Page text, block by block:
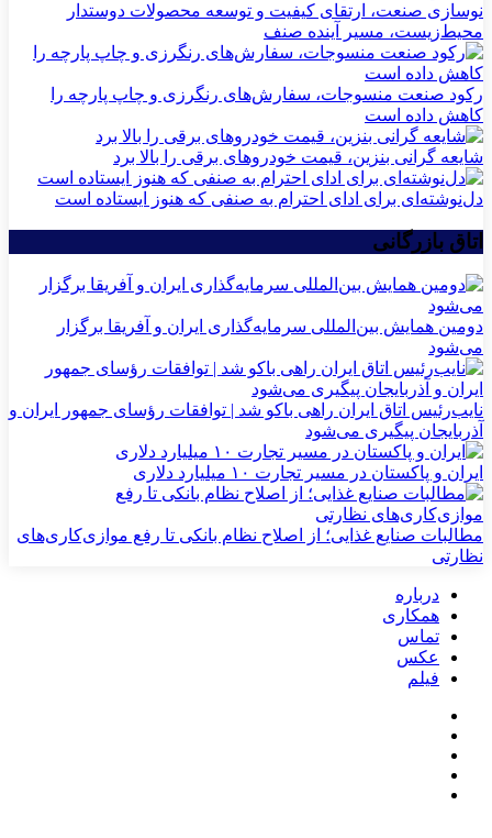
نوسازی صنعت، ارتقای کیفیت و توسعه محصولات دوستدار
محیط‌زیست، مسیر آینده صنف
رکود صنعت منسوجات، سفارش‌های رنگرزی و چاپ پارچه را
کاهش داده است
شایعه گرانی بنزین، قیمت خودروهای برقی را بالا برد
دل‌نوشته‌ای برای ادای احترام به صنفی که هنوز ایستاده است
اتاق بازرگانی
دومین همایش بین‌المللی سرمایه‌گذاری ایران و آفریقا برگزار
می‌شود
نایب‌رئیس اتاق ایران راهی باکو شد | توافقات رؤسای جمهور ایران و
آذربایجان پیگیری می‌شود
ایران و پاکستان در مسیر تجارت ۱۰ میلیارد دلاری
مطالبات صنایع غذایی؛ از اصلاح نظام بانکی تا رفع موازی‌کاری‌های
نظارتی
درباره
همکاری
تماس
عکس
فیلم